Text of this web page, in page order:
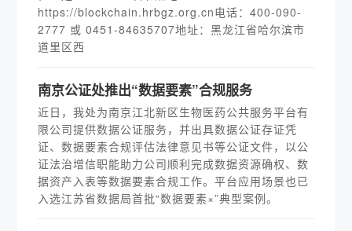
https://blockchain.hrbgz.org.cn电话：400-090-
2777 或 0451-84635707地址：黑龙江省哈尔滨市
道里区西
南京公证处推出“数据要素”合规服务
近日，我处为南京江北新区生物医药公共服务平台有
限公司提供数据公证服务，并出具数据公证存证凭
证、数据要素合规评估法律意见书等公证文件，以公
证法治增信职能助力公司顺利完成数据资源确权、数
据资产入表等数据要素合规工作。平台应用场景也已
入选江苏省数据局首批“数据要素×”典型案例。